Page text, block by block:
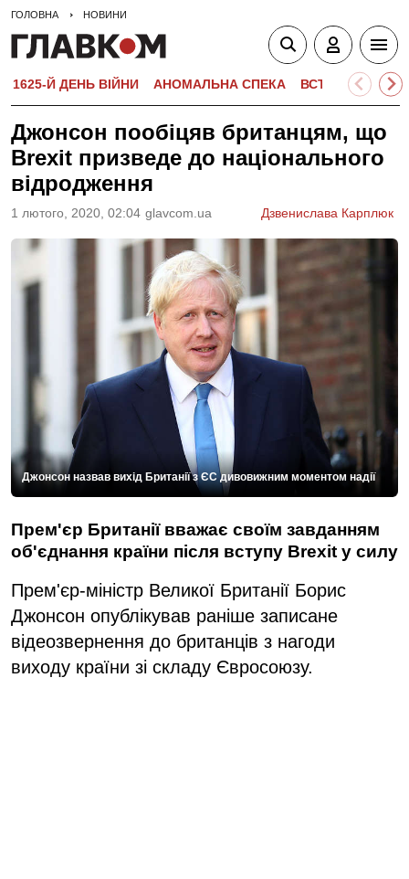
ГОЛОВНА НОВИНИ
1625-Й ДЕНЬ ВІЙНИ АНОМАЛЬНА СПЕКА ВСТУПНА
Джонсон пообіцяв британцям, що
Brexit призведе до національного
відродження
1 лютого, 2020, 02:04 glavcom.ua Дзвенислава Карплюк
Джонсон назвав вихід Британії з ЄС дивовижним моментом надії
Прем'єр Британії вважає своїм завданням
об'єднання країни після вступу Brexit у силу
Прем'єр-міністр Великої Британії Борис
Джонсон опублікував раніше записане
відеозвернення до британців з нагоди
виходу країни зі складу Євросоюзу.